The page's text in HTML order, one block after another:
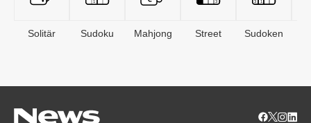
Solitär Sudoku Mahjong Street Sudoken